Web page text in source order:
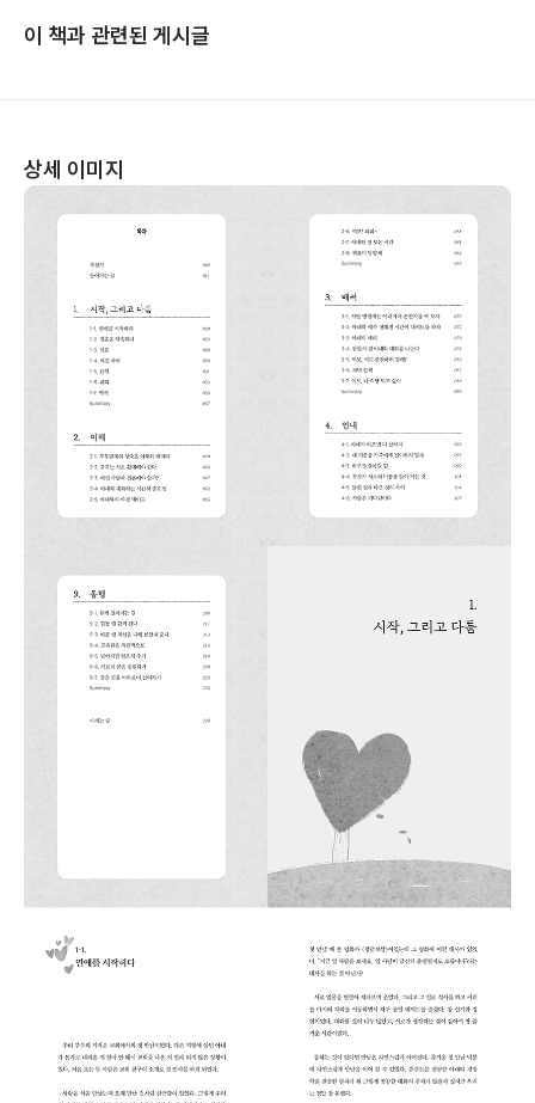
이 책과 관련된 게시글
상세 이미지